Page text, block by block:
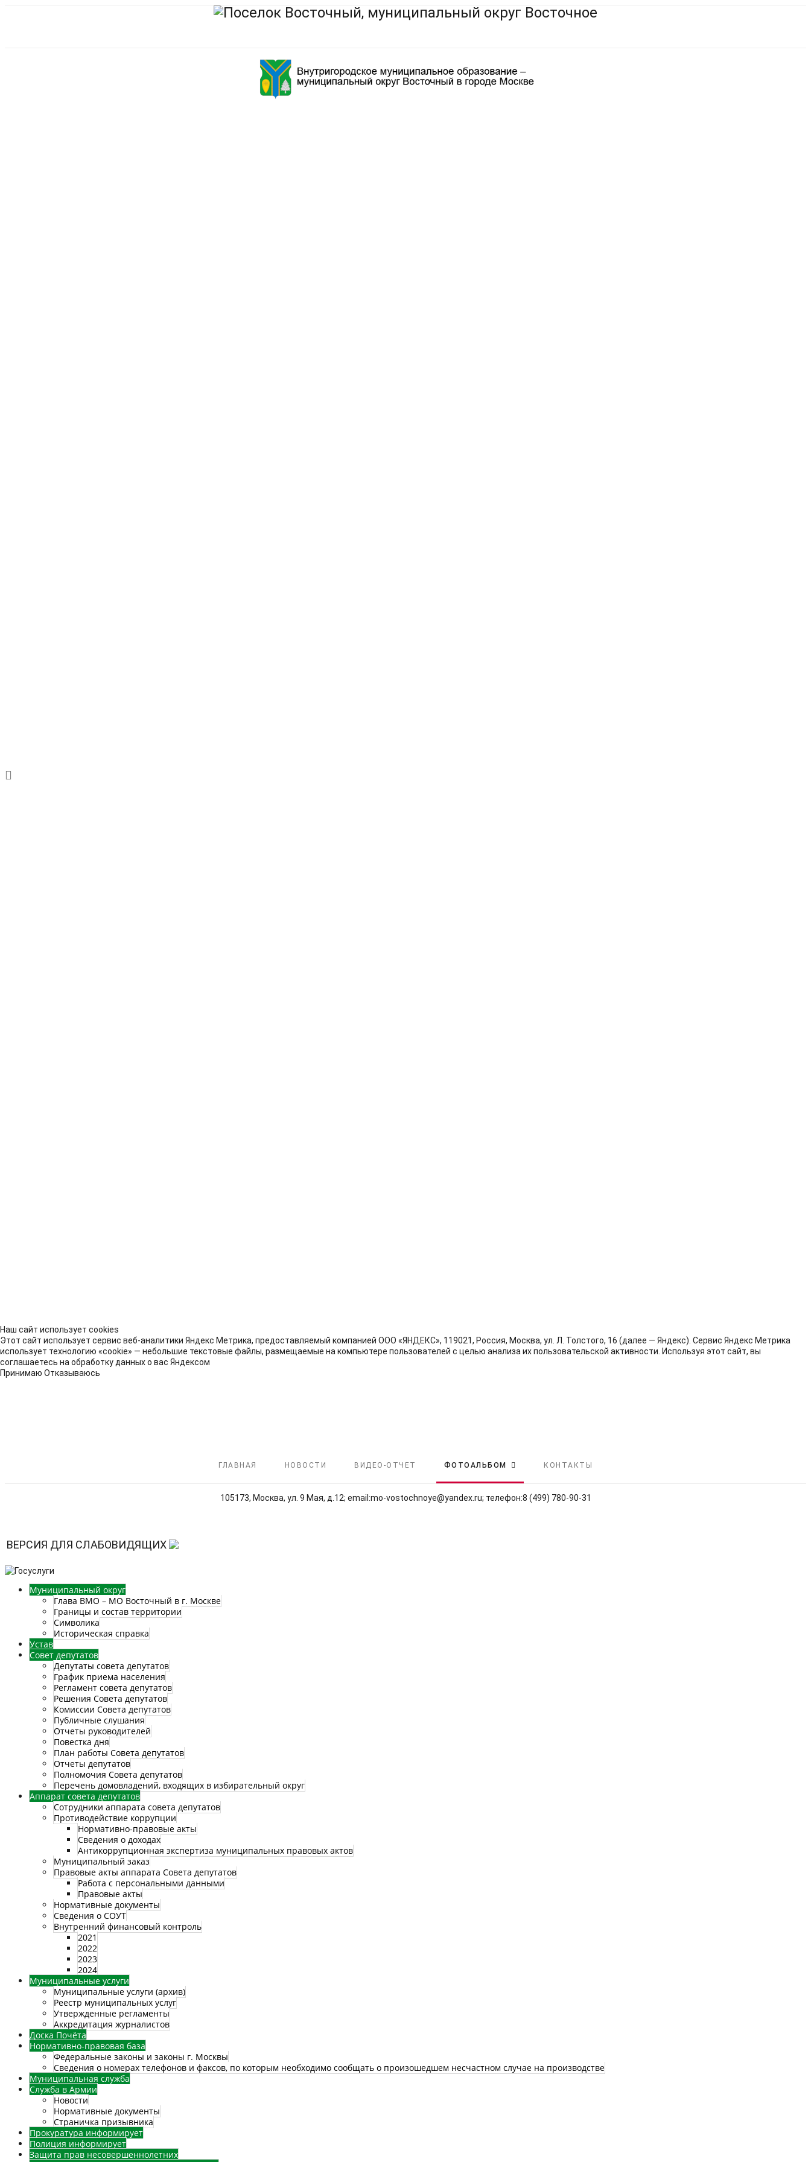
ГЛАВНАЯ НОВОСТИ ВИДЕО-ОТЧЕТ ФОТОАЛЬБОМ КОНТАКТЫ
105173, Москва, ул. 9 Мая, д.12; email:mo‑vostochnoye@yandex.ru; телефон:8 (499) 780‑90‑31
ВЕРСИЯ ДЛЯ СЛАБОВИДЯЩИХ
Муниципальный округ
Глава ВМО – МО Восточный в г. Москве
Границы и состав территории
Символика
Историческая справка
Устав
Совет депутатов
Депутаты совета депутатов
График приема населения
Регламент совета депутатов
Решения Совета депутатов
Комиссии Совета депутатов
Публичные слушания
Отчеты руководителей
Повестка дня
План работы Совета депутатов
Отчеты депутатов
Полномочия Совета депутатов
Перечень домовладений, входящих в избирательный округ
Аппарат совета депутатов
Сотрудники аппарата совета депутатов
Противодействие коррупции
Нормативно-правовые акты
Сведения о доходах
Антикоррупционная экспертиза муниципальных правовых актов
Муниципальный заказ
Правовые акты аппарата Совета депутатов
Работа с персональными данными
Правовые акты
Нормативные документы
Сведения о СОУТ
Внутренний финансовый контроль
2021
2022
2023
2024
Муниципальные услуги
Муниципальные услуги (архив)
Реестр муниципальных услуг
Утвержденные регламенты
Аккредитация журналистов
Доска Почёта
Нормативно-правовая база
Федеральные законы и законы г. Москвы
Сведения о номерах телефонов и факсов, по которым необходимо сообщать о произошедшем несчастном случае на производстве
Муниципальная служба
Служба в Армии
Новости
Нормативные документы
Страничка призывника
Прокуратура информирует
Полиция информирует
Защита прав несовершеннолетних
Наш сайт использует cookies
Этот сайт использует сервис веб-аналитики Яндекс Метрика, предоставляемый компанией ООО «ЯНДЕКС», 119021, Россия, Москва, ул. Л. Толстого, 16 (далее — Яндекс). Сервис Яндекс Метрика
использует технологию «cookie» — небольшие текстовые файлы, размещаемые на компьютере пользователей с целью анализа их пользовательской активности. Используя этот сайт, вы
соглашаетесь на обработку данных о вас Яндексом
Принимаю Отказываюсь